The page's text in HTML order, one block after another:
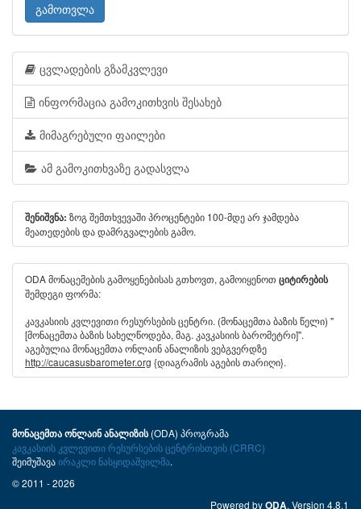
გამოთვლა
ცვლადების გზამკვლევი
ინფორმაცია გამოკითხვის შესახებ
მიმაგრებული ფაილები
ამ გამოკითხვაზე გადასვლა
შენიშვნა: ზოგ შემთხვევაში პროცენტები 100-მდე არ ჯამდება
მეათედების და დამრგვალების გამო.
ODA მონაცემების გამოყენებისას გთხოვთ, გამოიყენოთ ციტირების
შემდეგი ფორმა:
კავკასიის კვლევითი რესურსების ცენტრი. (მონაცემთა ბაზის წელი) "
[მონაცემთა ბაზის სახელწოდება, მაგ. კავკასიის ბარომეტრი]".
აგებულია მონაცემთა ონლაინ ანალიზის ვებგვერდზე
http://caucasusbarometer.org {დიაგრამის აგების თარიღი}.
მონაცემთა ონლაინ ანალიზის(ODA) პროგრამა
კავკასიის კვლევითი რესურსების ცენტრისთვის (CRRC)
შეიმუშავაირაკლი ნასყიდაშვილმა.
© 2011 - 2026
Powered byODA. Version 4.8.1